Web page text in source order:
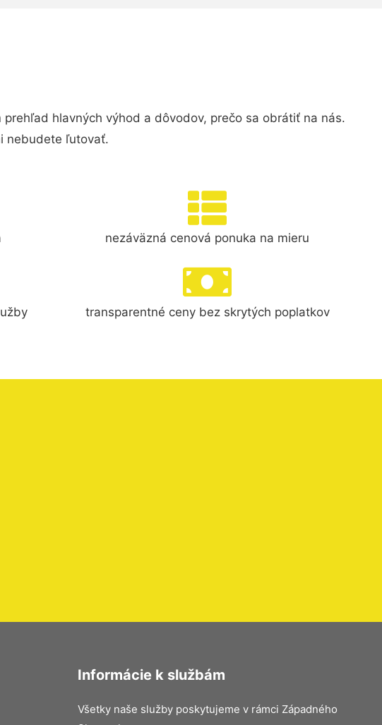
hlavných výhod a dôvodov, prečo sa obrátiť na nás.
nebudete ľutovať.
nezáväzná cenová ponuka na mieru
transparentné ceny bez skrytých poplatkov
Informácie k službám
Všetky naše služby poskytujeme v rámci Západného